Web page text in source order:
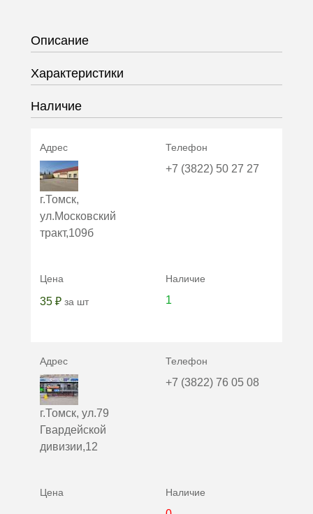
Описание
Характеристики
Наличие
г.Томск,
ул.Московский
тракт,109б
+7 (3822) 50 27 27
35 ₽ за шт 1
г.Томск, ул.79
Гвардейской
дивизии,12
+7 (3822) 76 05 08